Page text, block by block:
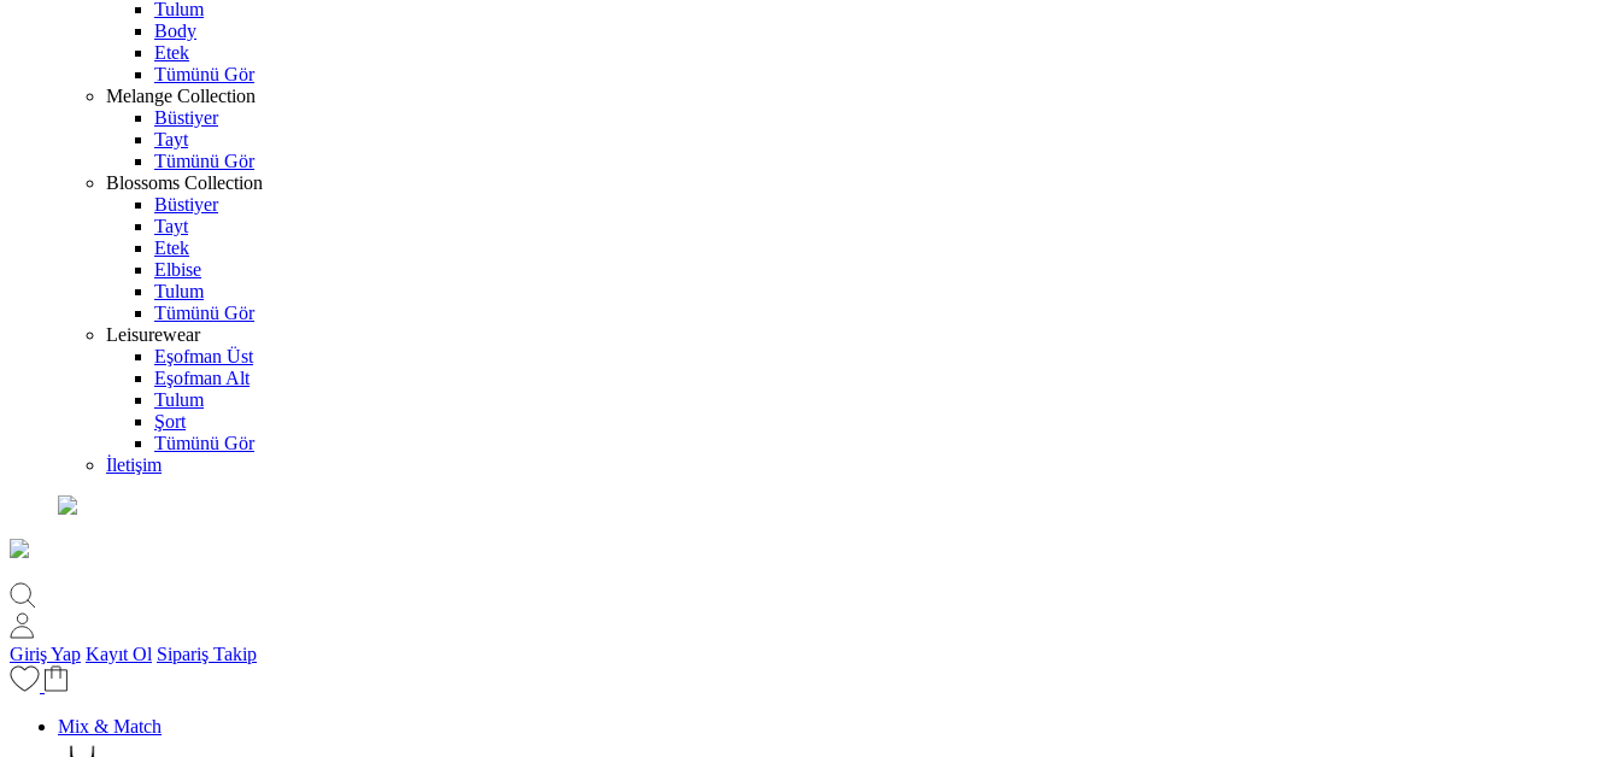
Tulum
Body
Etek
Tümünü Gör
Melange Collection
Büstiyer
Tayt
Tümünü Gör
Blossoms Collection
Büstiyer
Tayt
Etek
Elbise
Tulum
Tümünü Gör
Leisurewear
Eşofman Üst
Eşofman Alt
Tulum
Şort
Tümünü Gör
İletişim
Giriş Yap Kayıt Ol Sipariş Takip
Mix & Match